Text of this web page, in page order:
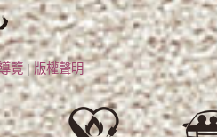
覽|版權聲明